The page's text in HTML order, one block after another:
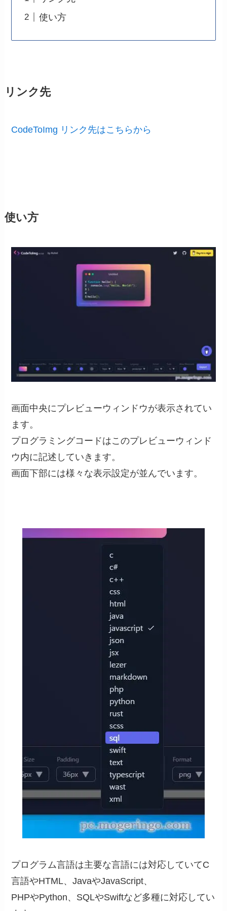
使い方
リンク先
CodeToImg リンク先はこちらから
使い方
画面中央にプレビューウィンドウが表示されてい
ます。
プログラミングコードはこのプレビューウィンド
ウ内に記述していきます。
画面下部には様々な表示設定が並んでいます。
プログラム言語は主要な言語には対応していてC
言語やHTML、JavaやJavaScript、
PHPやPython、SQLやSwiftなど多種に対応してい